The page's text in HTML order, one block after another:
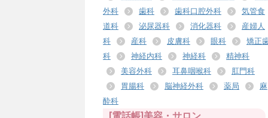
外科
歯科 歯科口腔外科
気管食
道科
泌尿器科 消化器科
産婦人
科
産科 皮膚科 眼科
矯正
科
神経内科 神経科
精神科
美容外科
耳鼻咽喉科
肛門科
胃腸科
脳神経外科 薬局
麻
酔科